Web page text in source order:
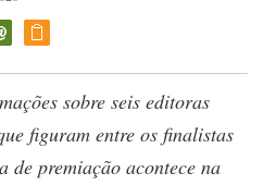
sobre seis editoras
figuram entre os finalistas
de premiação acontece na